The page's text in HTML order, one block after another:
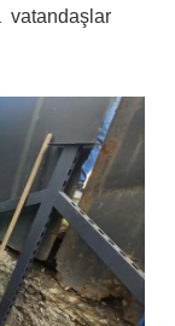
vatandaşlar